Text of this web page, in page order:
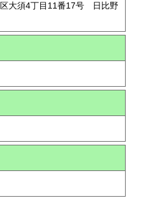
大須4丁目11番17号 日比野